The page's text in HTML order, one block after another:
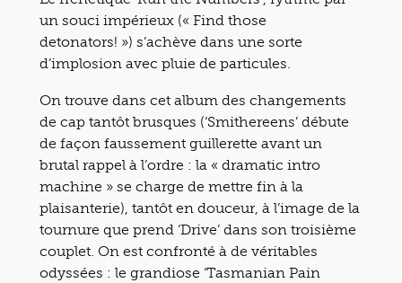
un souci impérieux (« Find those
detonators! ») s’achève dans une sorte
d’implosion avec pluie de particules.
On trouve dans cet album des changements
de cap tantôt brusques (‘Smithereens’ débute
de façon faussement guillerette avant un
brutal rappel à l’ordre : la « dramatic intro
machine » se charge de mettre fin à la
plaisanterie), tantôt en douceur, à l’image de la
tournure que prend ‘Drive’ dans son troisième
couplet. On est confronté à de véritables
odyssées : le grandiose ‘Tasmanian Pain